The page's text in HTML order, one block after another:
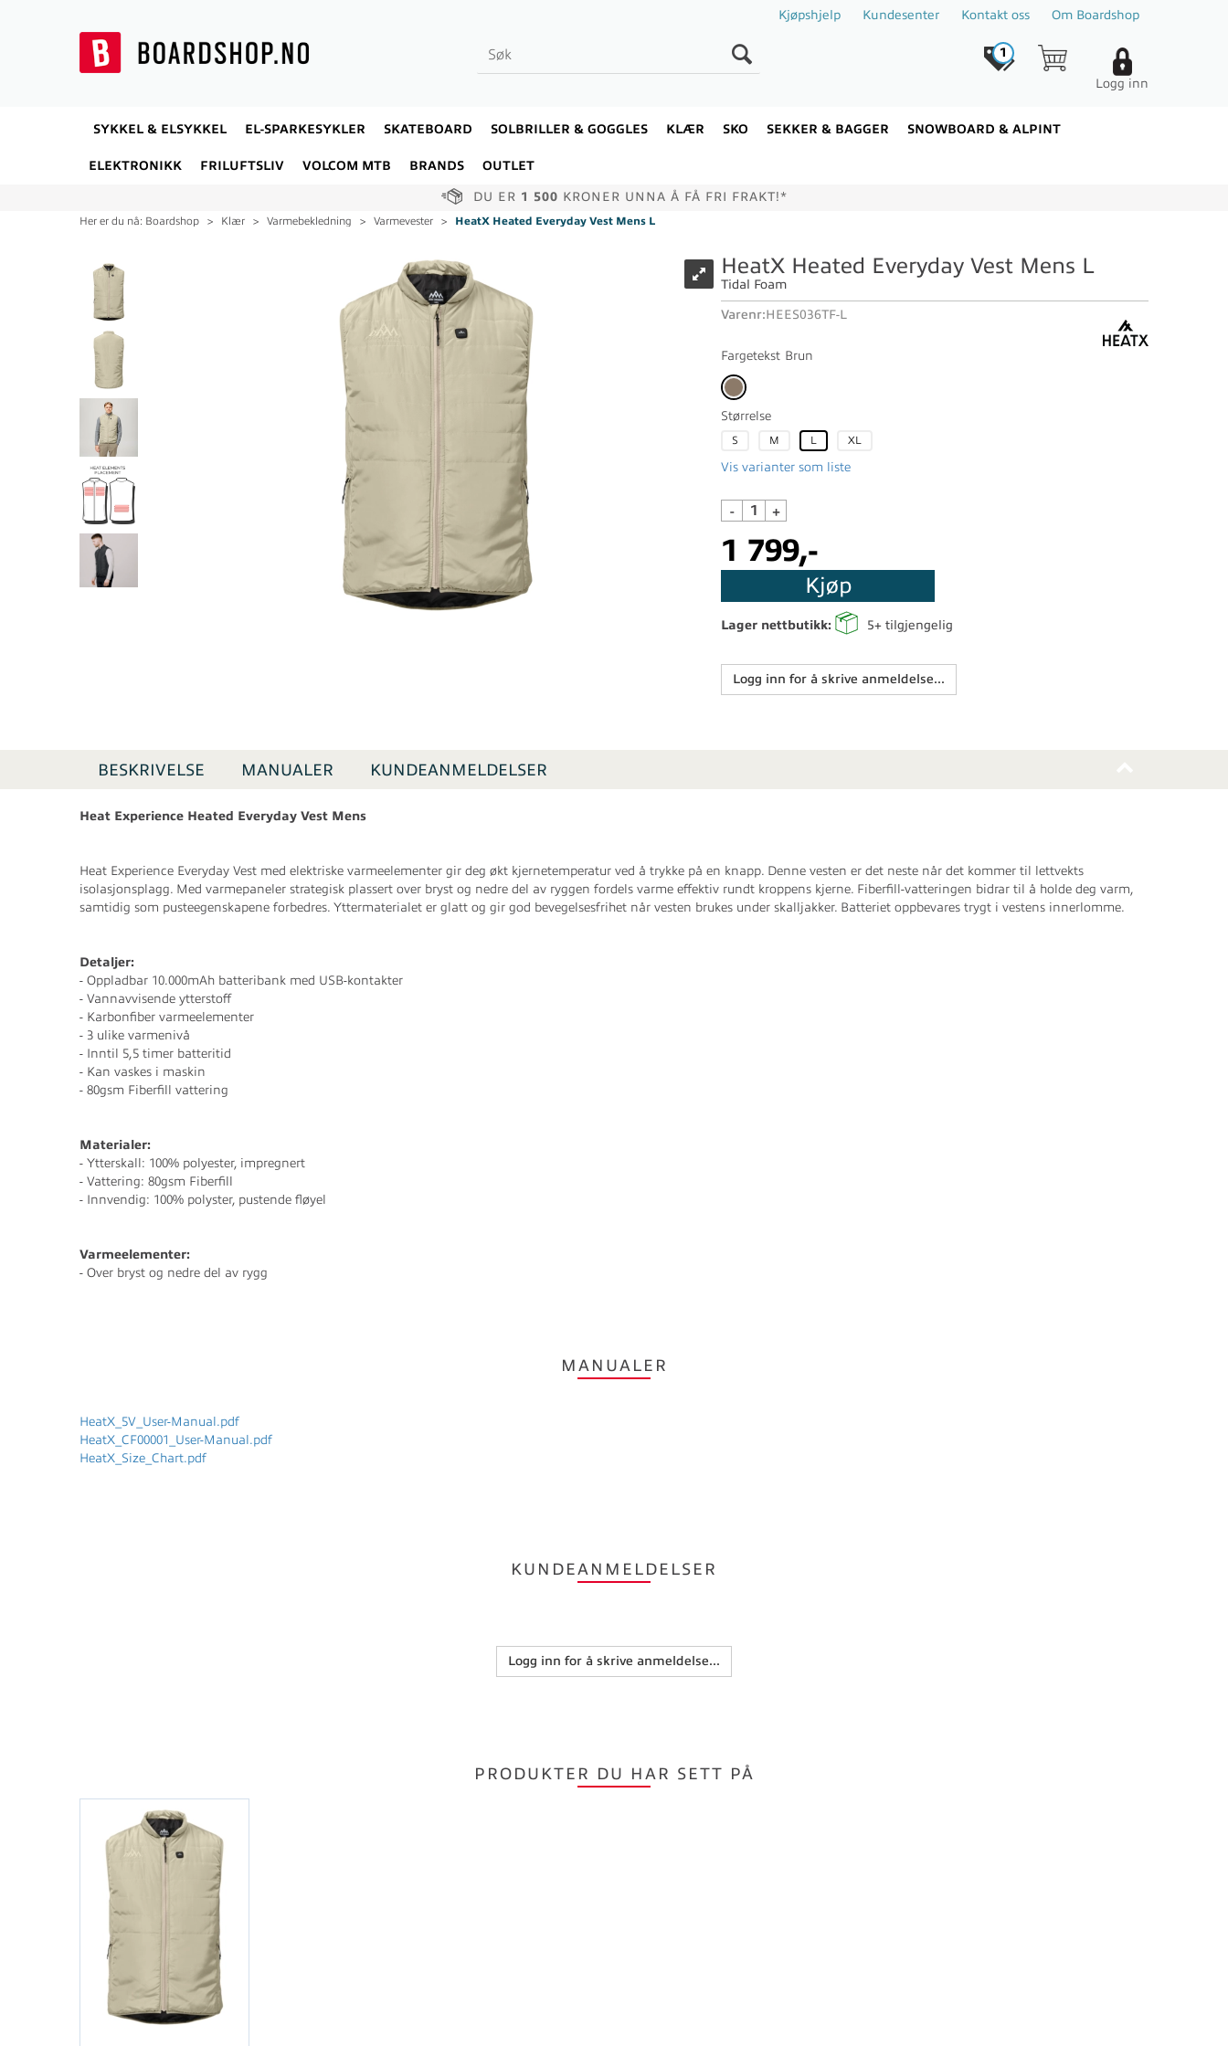
Kjøpshjelp Kundesenter Kontakt oss Om Boardshop
Logg inn
1
SYKKEL & ELSYKKEL EL-SPARKESYKLER SKATEBOARD SOLBRILLER & GOGGLES KLÆR SKO SEKKER & BAGGER SNOWBOARD & ALPINT
ELEKTRONIKK FRILUFTSLIV VOLCOM MTB BRANDS OUTLET
DU ER 1 500 KRONER UNNA Å FÅ FRI FRAKT!*
Her er du nå: Boardshop > Klær > Varmebekledning > Varmevester > HeatX Heated Everyday Vest Mens L
HeatX Heated Everyday Vest Mens L
Tidal Foam
Logg inn for å skrive anmeldelse...
Varenr: HEES036TF-L
1 799,-
Fargetekst Brun
Størrelse
S M L XL
Vis varianter som liste
- +
Kjøp
Lager nettbutikk: 5+ tilgjengelig
BESKRIVELSE MANUALER KUNDEANMELDELSER
Heat Experience Heated Everyday Vest Mens
Heat Experience Everyday Vest med elektriske varmeelementer gir deg økt kjernetemperatur ved å trykke på en knapp. Denne vesten er det neste når det kommer til lettvekts
isolasjonsplagg. Med varmepaneler strategisk plassert over bryst og nedre del av ryggen fordels varme effektiv rundt kroppens kjerne. Fiberfill-vatteringen bidrar til å holde deg varm,
samtidig som pusteegenskapene forbedres. Yttermaterialet er glatt og gir god bevegelsesfrihet når vesten brukes under skalljakker. Batteriet oppbevares trygt i vestens innerlomme.
Detaljer:
- Oppladbar 10.000mAh batteribank med USB-kontakter
- Vannavvisende ytterstoff
- Karbonfiber varmeelementer
- 3 ulike varmenivå
- Inntil 5,5 timer batteritid
- Kan vaskes i maskin
- 80gsm Fiberfill vattering
Materialer:
- Ytterskall: 100% polyester, impregnert
- Vattering: 80gsm Fiberfill
- Innvendig: 100% polyster, pustende fløyel
Varmeelementer:
- Over bryst og nedre del av rygg
MANUALER
HeatX_5V_User-Manual.pdf
HeatX_CF00001_User-Manual.pdf
HeatX_Size_Chart.pdf
KUNDEANMELDELSER
Logg inn for å skrive anmeldelse...
PRODUKTER DU HAR SETT PÅ